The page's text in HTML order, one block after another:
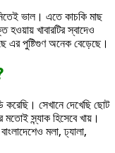
ভাল। এতে কাচকি মাছ
খাবারটির স্বাদেও
এর পুষ্টিগুণ অনেক বেড়েছে।
করেছি। সেখানে দেখেছি ছোট
স্ন্যাক হিসেবে খায়।
মলা, ঢ্যালা,